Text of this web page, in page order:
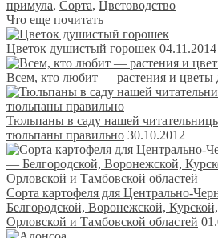
примула, Сорта, Цветоводство
Что еще почитать
Цветок душистый горошек 04.11.2014
Всем, кто любит — растения и цветы
Тюльпаны в саду нашей
тюльпаны правильно 30.10.2012
Сорта картофеля для Центрально-
Белгородской, Воронежской,
Орловской и Тамбовской областей